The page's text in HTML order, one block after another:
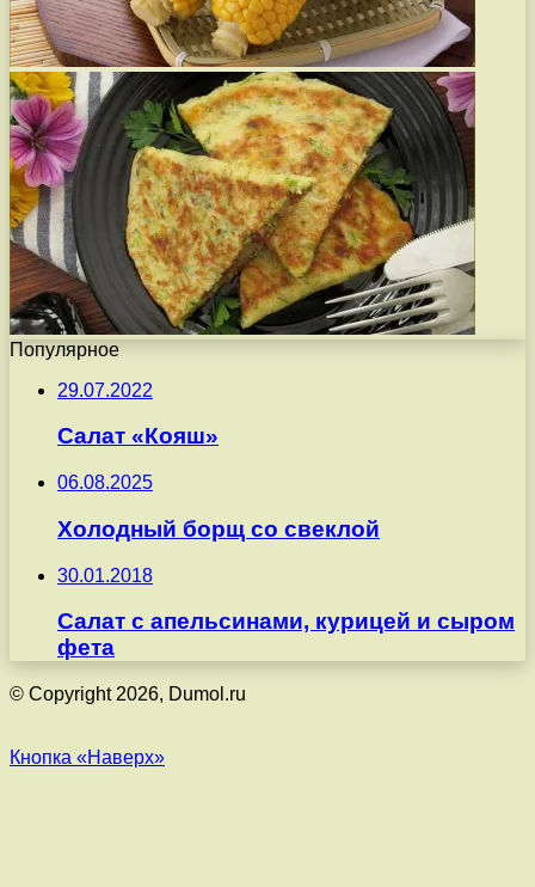
Популярное
29.07.2022
Салат «Кояш»
06.08.2025
Холодный борщ со свеклой
30.01.2018
Салат с апельсинами, курицей и сыром
фета
© Copyright 2026, Dumol.ru
Кнопка «Наверх»